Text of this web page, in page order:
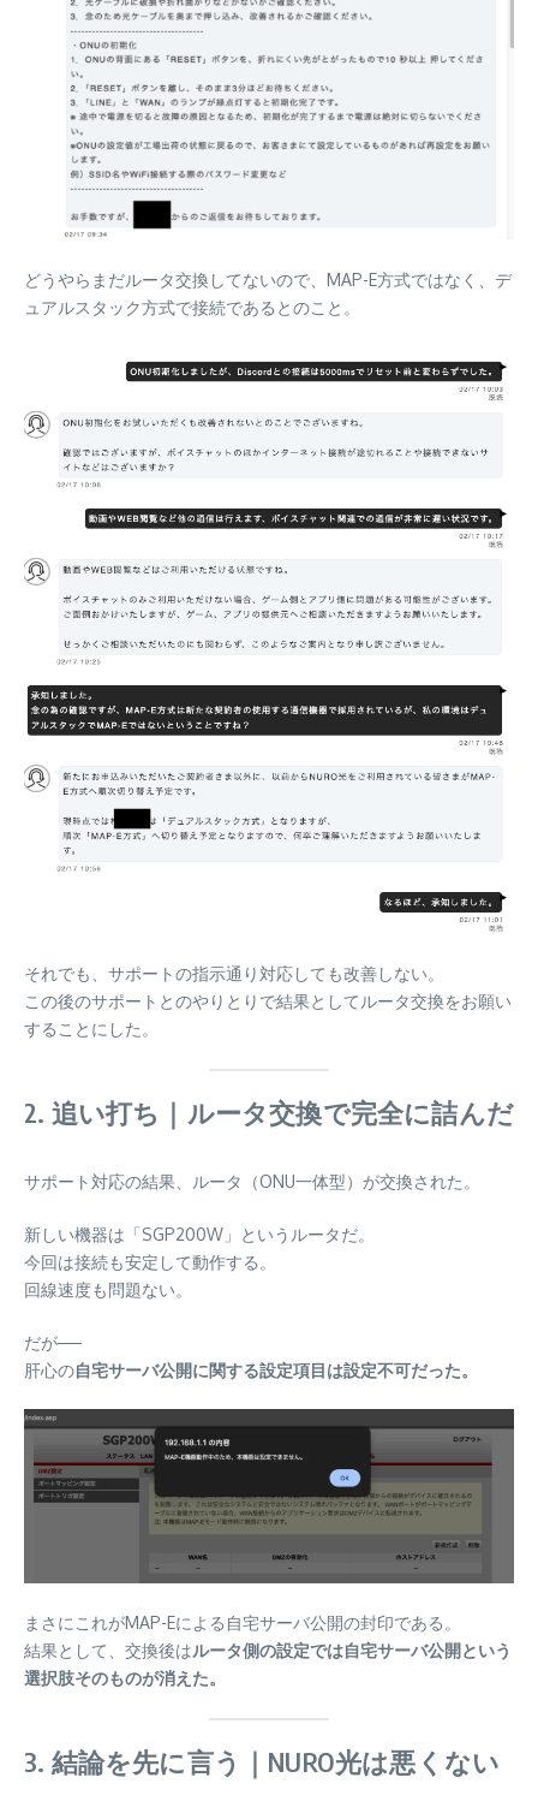
どうやらまだルータ交換してないので、MAP-E方式ではなく、デ
ュアルスタック方式で接続であるとのこと。
それでも、サポートの指示通り対応しても改善しない。
この後のサポートとのやりとりで結果としてルータ交換をお願い
することにした。
2. 追い打ち｜ルータ交換で完全に詰んだ
サポート対応の結果、ルータ（ONU一体型）が交換された。
新しい機器は「SGP200W」というルータだ。
今回は接続も安定して動作する。
回線速度も問題ない。
だが──
肝心の自宅サーバ公開に関する設定項目は設定不可だった。
まさにこれがMAP-Eによる自宅サーバ公開の封印である。
結果として、交換後はルータ側の設定では自宅サーバ公開という
選択肢そのものが消えた。
3. 結論を先に言う｜NURO光は悪くない